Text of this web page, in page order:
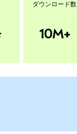
ダウンロード数
10M+